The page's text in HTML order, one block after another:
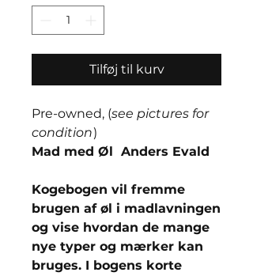
Tilføj til kurv
Pre-owned, (see pictures for
condition)
Mad med Øl Anders Evald
Kogebogen vil fremme
brugen af øl i madlavningen
og vise hvordan de mange
nye typer og mærker kan
bruges. I bogens korte